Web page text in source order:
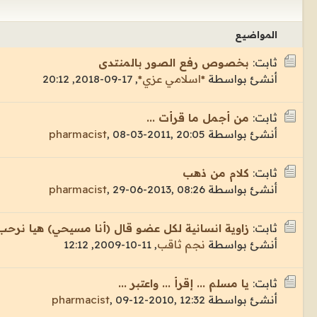
المواضيع
ثابت: بخصوص رفع الصور بالمنتدى
أنشئ بواسطة*اسلامي عزي*,
17-09-2018, 20:12
ثابت: من أجمل ما قرأت ...
أنشئ بواسطة
pharmacist, 08-03-2011, 20:05
ثابت: كلام من ذهب
أنشئ بواسطة
pharmacist, 29-06-2013, 08:26
ثابت: زاوية انسانية لكل عضو قال (أنا مسيحي) هيا
أنشئ بواسطة نجم ثاقب,
11-10-2009, 12:12
ثابت: يا مسلم ... إقرأ ... واعتبر ...
أنشئ بواسطة
pharmacist, 09-12-2010, 12:32